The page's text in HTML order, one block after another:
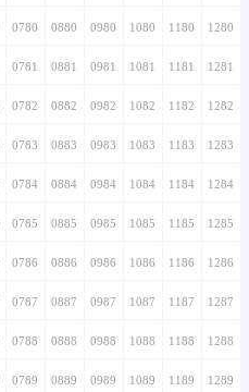
0780 0880 0980 1080 1180 1280
0781 0881 0981 1081 1181 1281
0782 0882 0982 1082 1182 1282
0783 0883 0983 1083 1183 1283
0784 0884 0984 1084 1184 1284
0785 0885 0985 1085 1185 1285
0786 0886 0986 1086 1186 1286
0787 0887 0987 1087 1187 1287
0788 0888 0988 1088 1188 1288
0789 0889 0989 1089 1189 1289